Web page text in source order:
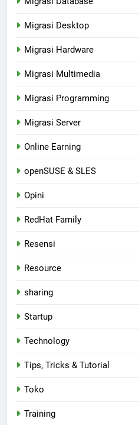
Migrasi Desktop
Migrasi Hardware
Migrasi Multimedia
Migrasi Programming
Migrasi Server
Online Earning
openSUSE & SLES
Opini
RedHat Family
Resensi
Resource
sharing
Startup
Technology
Tips, Tricks & Tutorial
Toko
Training